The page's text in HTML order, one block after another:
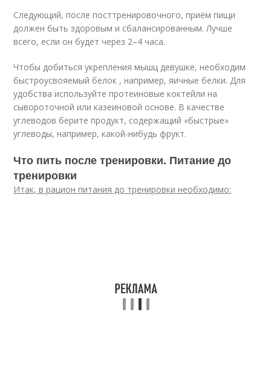
Следующий, после посттренировочного, приём пищи
должен быть здоровым и сбалансированным. Лучше
всего, если он будет через 2–4 часа.
Чтобы добиться укрепления мышц девушке, необходим
быстроусвояемый белок , например, яичные белки. Для
удобства используйте протеиновые коктейли на
сывороточной или казеиновой основе. В качестве
углеводов берите продукт, содержащий «быстрые»
углеводы, например, какой-нибудь фрукт.
Что пить после тренировки. Питание до
тренировки
Итак, в рацион питания до тренировки необходимо: